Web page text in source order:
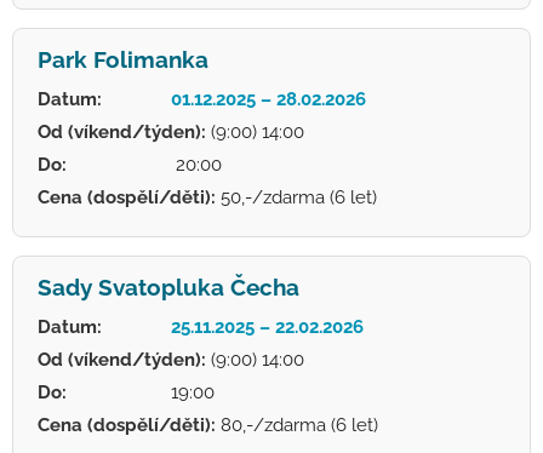
Park Folimanka
Datum:
01.12.2025 – 28.02.2026
Od (víkend/týden): (9:00) 14:00
Do:
20:00
Cena (dospělí/děti): 50,-/zdarma (6 let)
Sady Svatopluka Čecha
Datum:
25.11.2025 – 22.02.2026
Od (víkend/týden): (9:00) 14:00
Do:
19:00
Cena (dospělí/děti): 80,-/zdarma (6 let)